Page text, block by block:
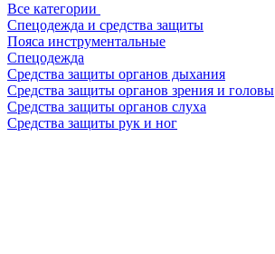
Все категории
Спецодежда и средства защиты
Пояса инструментальные
Спецодежда
Средства защиты органов дыхания
Средства защиты органов зрения и головы
Средства защиты органов слуха
Средства защиты рук и ног